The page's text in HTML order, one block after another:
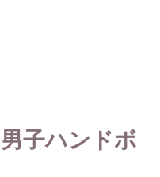
子ハンドボ